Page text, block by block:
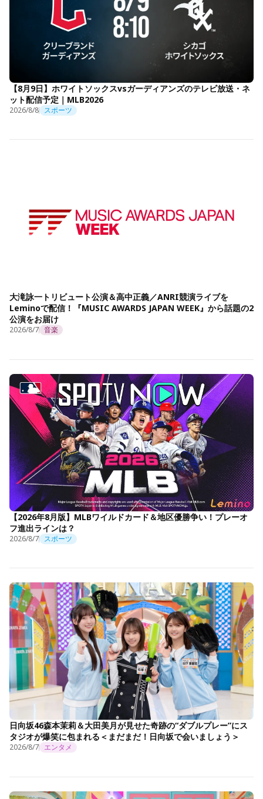
【8月9日】ホワイトソックスvsガーディアンズのテレビ放送・ネ
ット配信予定｜MLB2026
2026/8/8 スポーツ
大滝詠一トリビュート公演＆高中正義／ANRI競演ライブを
Leminoで配信！『MUSIC AWARDS JAPAN WEEK』から話題の2
公演をお届け
2026/8/7 音楽
【2026年8月版】MLBワイルドカード＆地区優勝争い！プレーオ
フ進出ラインは？
2026/8/7 スポーツ
日向坂46森本茉莉＆大田美月が見せた奇跡の“ダブルプレー”にス
タジオが爆笑に包まれる＜まだまだ！日向坂で会いましょう＞
2026/8/7 エンタメ